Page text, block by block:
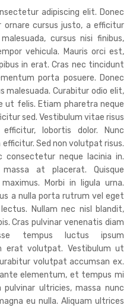
adipiscing elit. Donec
cursus justo, a efficitur
cursus nisi finibus,
vehicula. Mauris orci est,
in erat. Cras nec tincidunt
porta posuere. Donec
malesuada. Curabitur odio elit,
ut felis. Etiam pharetra neque
sed. Vestibulum vitae risus
lobortis dolor. Nunc
Sed non volutpat risus.
consectetur neque lacinia in.
at placerat. Quisque
Morbi in ligula urna.
a nulla porta rutrum vel eget
Nullam nec nisl blandit,
Cras pulvinar venenatis diam
tempus luctus ipsum
erat volutpat. Vestibulum ut
volutpat accumsan ex.
elementum, et tempus mi
ultricies, massa nunc
eu nulla. Aliquam ultrices